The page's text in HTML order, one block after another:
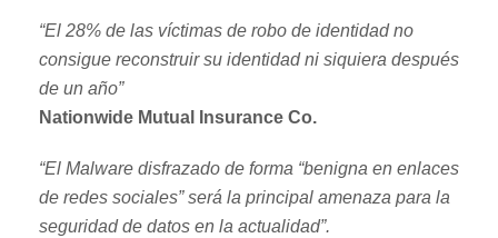
“El 28% de las víctimas de robo de identidad no
consigue reconstruir su identidad ni siquiera después
de un año”
Nationwide Mutual Insurance Co.
“El Malware disfrazado de forma “benigna en enlaces
de redes sociales” será la principal amenaza para la
seguridad de datos en la actualidad”.